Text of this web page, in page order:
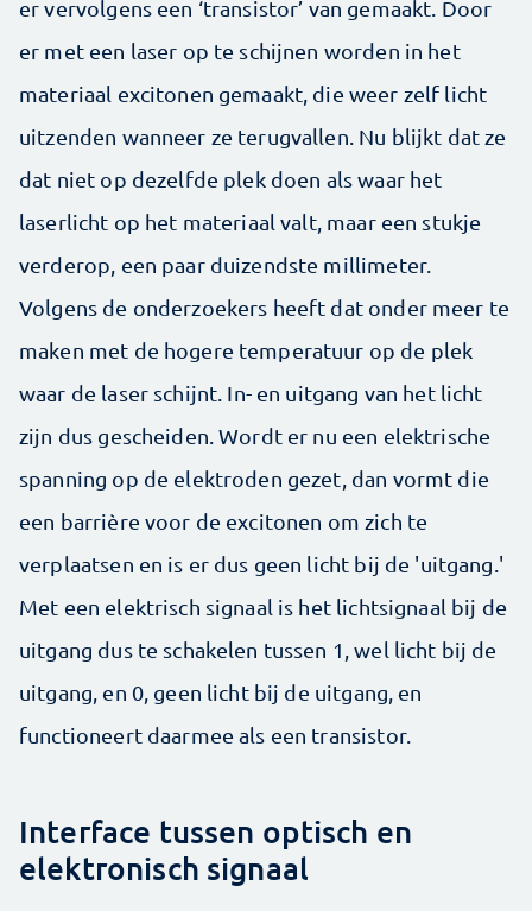
er vervolgens een ‘transistor’ van gemaakt. Door
er met een laser op te schijnen worden in het
materiaal excitonen gemaakt, die weer zelf licht
uitzenden wanneer ze terugvallen. Nu blijkt dat ze
dat niet op dezelfde plek doen als waar het
laserlicht op het materiaal valt, maar een stukje
verderop, een paar duizendste millimeter.
Volgens de onderzoekers heeft dat onder meer te
maken met de hogere temperatuur op de plek
waar de laser schijnt. In- en uitgang van het licht
zijn dus gescheiden. Wordt er nu een elektrische
spanning op de elektroden gezet, dan vormt die
een barrière voor de excitonen om zich te
verplaatsen en is er dus geen licht bij de 'uitgang.'
Met een elektrisch signaal is het lichtsignaal bij de
uitgang dus te schakelen tussen 1, wel licht bij de
uitgang, en 0, geen licht bij de uitgang, en
functioneert daarmee als een transistor.
Interface tussen optisch en
elektronisch signaal